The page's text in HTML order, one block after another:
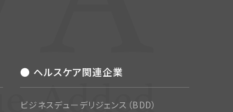
● ヘルスケア関連企業
ビジネスデューデリジェンス（BDD）